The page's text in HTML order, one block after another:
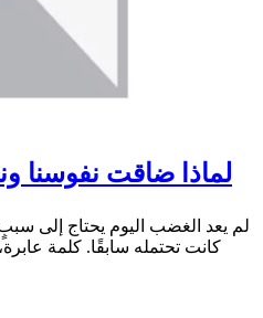
لماذا ضاقت
لم يعد الغضب اليوم يحتاج إلى
كانت تحتمله سابقًا. كلمة